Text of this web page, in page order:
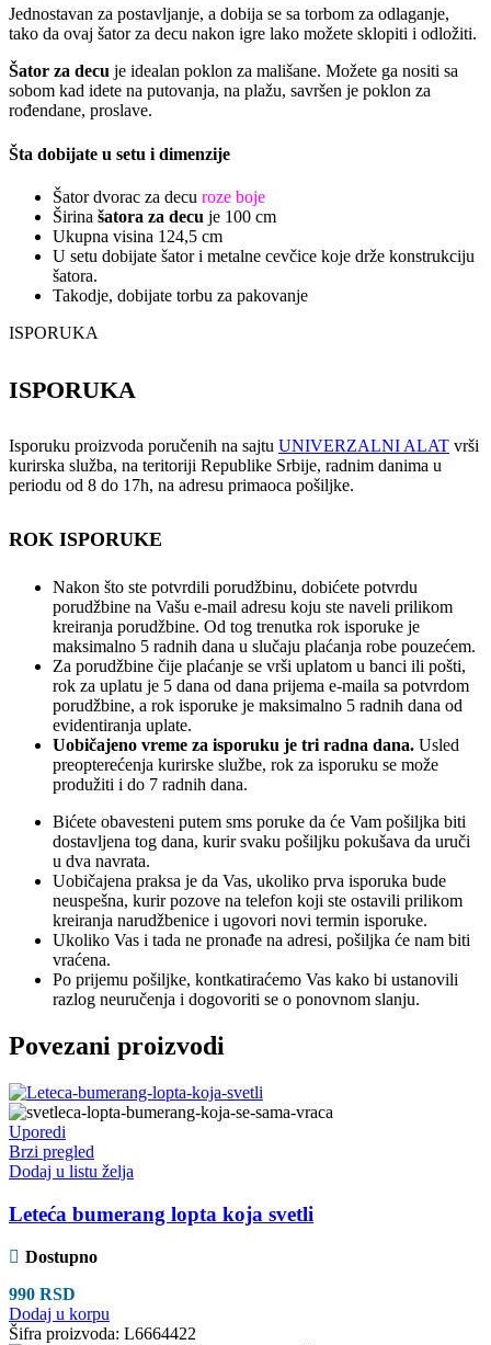
Jednostavan za postavljanje, a dobija se sa torbom za odlaganje,
tako da ovaj šator za decu nakon igre lako možete sklopiti i odložiti.
Šator za decu je idealan poklon za mališane. Možete ga nositi sa
sobom kad idete na putovanja, na plažu, savršen je poklon za
rođendane, proslave.
Šta dobijate u setu i dimenzije
Šator dvorac za decu roze boje
Širina šatora za decu je 100 cm
Ukupna visina 124,5 cm
U setu dobijate šator i metalne cevčice koje drže konstrukciju
šatora.
Takodje, dobijate torbu za pakovanje
ISPORUKA
ISPORUKA
Isporuku proizvoda poručenih na sajtu UNIVERZALNI ALAT vrši
kurirska služba, na teritoriji Republike Srbije, radnim danima u
periodu od 8 do 17h, na adresu primaoca pošiljke.
ROK ISPORUKE
Nakon što ste potvrdili porudžbinu, dobićete potvrdu
porudžbine na Vašu e-mail adresu koju ste naveli prilikom
kreiranja porudžbine. Od tog trenutka rok isporuke je
maksimalno 5 radnih dana u slučaju plaćanja robe pouzećem.
Za porudžbine čije plaćanje se vrši uplatom u banci ili pošti,
rok za uplatu je 5 dana od dana prijema e-maila sa potvrdom
porudžbine, a rok isporuke je maksimalno 5 radnih dana od
evidentiranja uplate.
Uobičajeno vreme za isporuku je tri radna dana. Usled
preopterećenja kurirske službe, rok za isporuku se može
produžiti i do 7 radnih dana.
Bićete obavesteni putem sms poruke da će Vam pošiljka biti
dostavljena tog dana, kurir svaku pošiljku pokušava da uruči
u dva navrata.
Uobičajena praksa je da Vas, ukoliko prva isporuka bude
neuspešna, kurir pozove na telefon koji ste ostavili prilikom
kreiranja narudžbenice i ugovori novi termin isporuke.
Ukoliko Vas i tada ne pronađe na adresi, pošiljka će nam biti
vraćena.
Po prijemu pošiljke, kontkatiraćemo Vas kako bi ustanovili
razlog neuručenja i dogovoriti se o ponovnom slanju.
Povezani proizvodi
Uporedi
Brzi pregled
Dodaj u listu želja
Leteća bumerang lopta koja svetli
Dostupno
990 RSD
Dodaj u korpu
Šifra proizvoda: L6664422